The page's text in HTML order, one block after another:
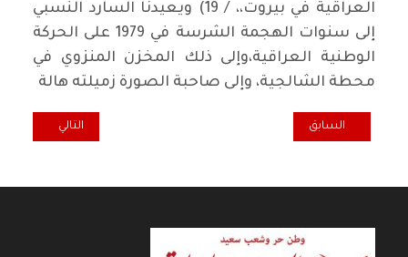
العراقية في بيروت،، / 19) ويعيدنا السارد النسبي
إلى سنوات الهجمة الشرسة في 1979 على الحركة
الوطنية العراقية،وإلى ذلك المخزن المنزوي في
محطة الشالجية، وإلى صاحبة الصورة زميلته هالة
المقال السابق: مشروعية محمد عابد الجابري في نقد العقل العربي
السابق المقال التالي:
التالي